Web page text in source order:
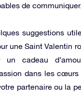
de communiquer.
suggestions
une Saint Valentin
un cadeau
dans les cœurs
partenaire ou la